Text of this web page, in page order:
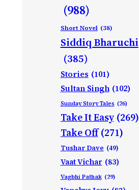
(988)
Short Novel (38)
Siddiq Bharuchi
(385)
Stories (101)
Sultan Singh (102)
Sunday Story Tales (26)
Take It Easy (269)
Take Off (271)
Tushar Dave (49)
Vaat Vichar (83)
Vagbhi Pathak (29)